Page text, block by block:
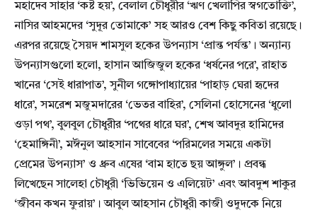
মহাদেব সাহার ‘কষ্ট হয়’, বেলাল চৌধুরীর ‘ঋণ খেলাপির স্বগতোক্তি’,
নাসির আহমদের ‘সুদূর তোমাকে’ সহ আরও বেশ কিছু কবিতা রয়েছে।
এরপর রয়েছে সৈয়দ শামসুল হকের উপন্যাস ‘প্রান্ত পর্যন্ত’। অন্যান্য
উপন্যাসগুলো হলো, হাসান আজিজুল হকের ‘ধর্ষনের পরে’, রাহাত
খানের ‘সেই ধারাপাত’, সুনীল গঙ্গোপাধ্যায়ের ‘পাহাড় ঘেরা হৃদের
ধারে’, সমরেশ মজুমদারের ‘ভেতর বাহির’, সেলিনা হোসেনের ‘ধুলো
ওড়া পথ’, বুলবুল চৌধুরীর ‘পথের ধারে ঘর’, শেখ আবদুর হামিদের
‘হেমাঙ্গিনী’, মঈনুল আহসান সাবেবের ‘পরিমলের সময়ে একটা
প্রেমের উপন্যাস’ ও ধ্রুব এষের ‘বাম হাতে ছয় আঙ্গুল’। প্রবন্ধ
লিখেছেন সালেহা চৌধুরী ‘ভিভিয়েন ও এলিয়েট’ এবং আবদুশ শাকুর
‘জীবন কখন ফুরায়’। আবুল আহসান চৌধুরী কাজী ওদুদকে নিয়ে